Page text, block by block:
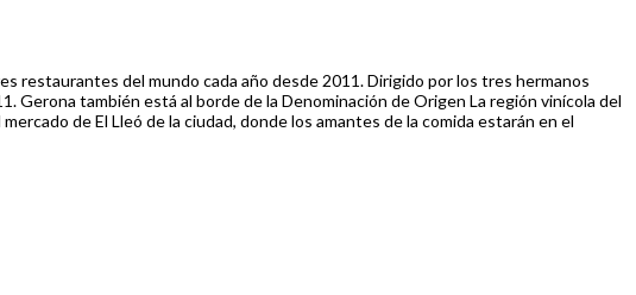
restaurantes del mundo cada año desde 2011. Dirigido por los tres hermanos
Gerona también está al borde de la Denominación de Origen La región vinícola del
de El Lleó de la ciudad, donde los amantes de la comida estarán en el